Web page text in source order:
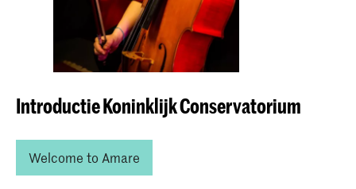
Introductie Koninklijk Conservatorium
Welcome to Amare